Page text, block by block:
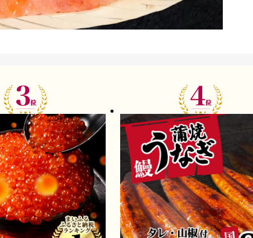
●総量約2kgと大容量！
十分食卓のメインとなる大きさの切身が、ドドンと約2kg
・個体差がある原材料を使用しているためハラスやカマ
造過程で出る尾に近い部分や打ち身のものが一部入ります
・段ボール内、簡易包装にて発送資材を節約しコストを抑
※真空包装ではなく、袋口はテープ止めをせず折りたた
●献立に困ったときに大活躍！アレンジ色々
シンプルな焼鮭定食はもちろん、野菜も一緒に食べられ
し！
老若男女問わず好まれる鮭料理は、アレンジ多様で日々
例： 焼鮭 鮭ごはん おにぎり 炊きこみご飯 鮭茶漬け ムニ
●解凍方法について